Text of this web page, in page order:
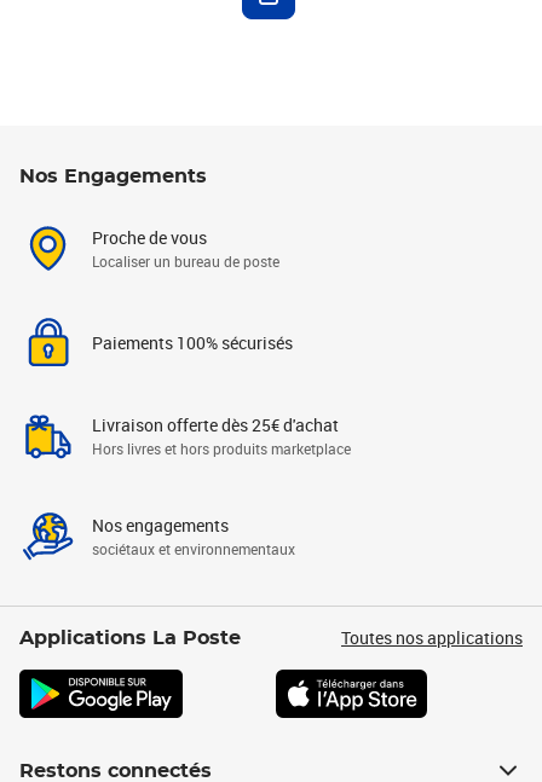
Nos Engagements
Proche de vous
Localiser un bureau de poste
Paiements 100% sécurisés
Livraison offerte dès 25€ d'achat
Hors livres et hors produits marketplace
Nos engagements
sociétaux et environnementaux
Applications La Poste Toutes nos applications
Restons connectés